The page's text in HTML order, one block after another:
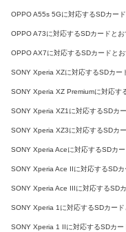
OPPO A55s 5Gに対応するSDカー
OPPO A73に対応するSDカードとお
OPPO AX7に対応するSDカードと
SONY Xperia XZに対応するSDカー
SONY Xperia XZ Premiumに対応す
SONY Xperia XZ1に対応するSDカ
SONY Xperia XZ3に対応するSDカ
SONY Xperia Aceに対応するSDカ
SONY Xperia Ace IIに対応するSDカ
SONY Xperia Ace IIIに対応するSD
SONY Xperia 1に対応するSDカード
SONY Xperia 1 IIに対応するSDカー